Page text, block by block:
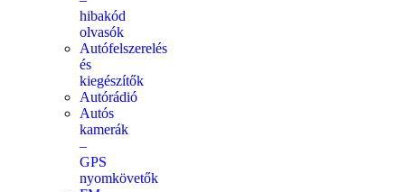
hibakód
olvasók
Autófelszerelés
és
kiegészítők
Autórádió
Autós
kamerák
–
GPS
nyomkövetők